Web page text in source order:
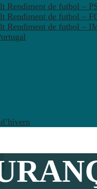
Rendiment de futbol –
Rendiment de futbol –
Rendiment de futbol –